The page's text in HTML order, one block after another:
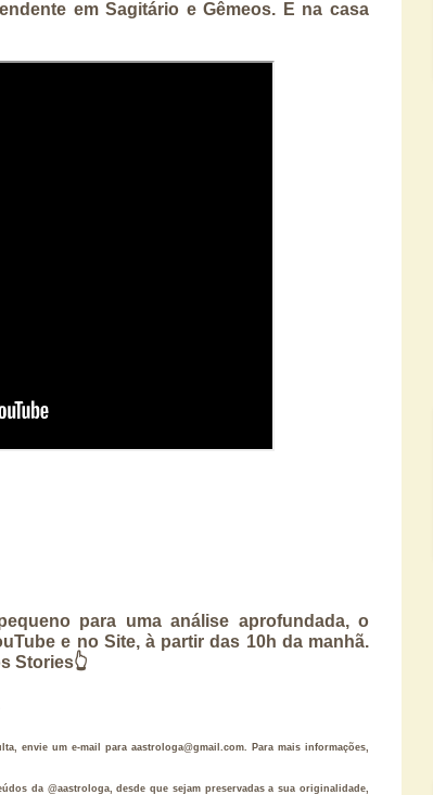
em Sagitário e Gêmeos. E na casa
para uma análise aprofundada, o
e no Site, à partir das 10h da manhã.
Stories👆
envie um e-mail para aastrologa@gmail.com. Para mais informações,
da @aastrologa, desde que sejam preservadas a sua originalidade,